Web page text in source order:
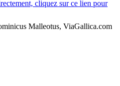
cliquez sur ce lien pour
Malleotus, ViaGallica.com